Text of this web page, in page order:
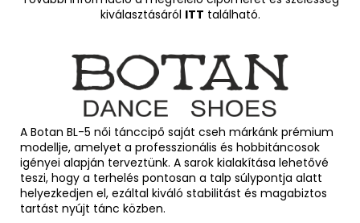
kiválasztásáról ITT található.
A Botan BL-5 női tánccipő saját cseh márkánk prémium
modellje, amelyet a professzionális és hobbitáncosok
igényei alapján terveztünk. A sarok kialakítása lehetővé
teszi, hogy a terhelés pontosan a talp súlypontja alatt
helyezkedjen el, ezáltal kiváló stabilitást és magabiztos
tartást nyújt tánc közben.